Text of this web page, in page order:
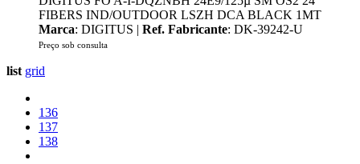
FIBERS IND/OUTDOOR LSZH DCA BLACK 1MT
Marca: DIGITUS | Ref. Fabricante: DK-39242-U
Preço sob consulta
list grid
136
137
138